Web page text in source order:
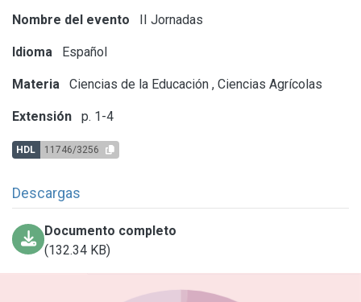
Nombre del evento II Jornadas
Idioma Español
Materia Ciencias de la Educación , Ciencias Agrícolas
Extensión p. 1-4
HDL 11746/3256
Descargas
Documento completo
(132.34 KB)